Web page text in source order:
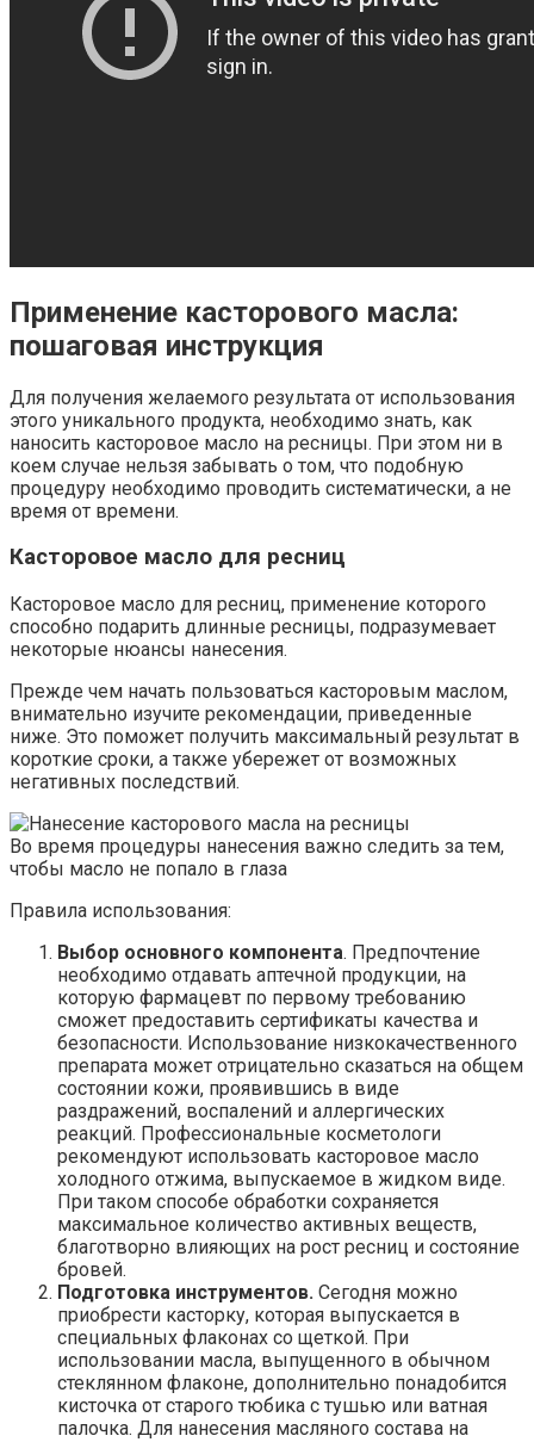
Применение касторового масла:
пошаговая инструкция
Для получения желаемого результата от использования
этого уникального продукта, необходимо знать, как
наносить касторовое масло на ресницы. При этом ни в
коем случае нельзя забывать о том, что подобную
процедуру необходимо проводить систематически, а не
время от времени.
Касторовое масло для ресниц
Касторовое масло для ресниц, применение которого
способно подарить длинные ресницы, подразумевает
некоторые нюансы нанесения.
Прежде чем начать пользоваться касторовым маслом,
внимательно изучите рекомендации, приведенные
ниже. Это поможет получить максимальный результат в
короткие сроки, а также убережет от возможных
негативных последствий.
Во время процедуры нанесения важно следить за тем,
чтобы масло не попало в глаза
Правила использования:
Выбор основного компонента. Предпочтение
необходимо отдавать аптечной продукции, на
которую фармацевт по первому требованию
сможет предоставить сертификаты качества и
безопасности. Использование низкокачественного
препарата может отрицательно сказаться на общем
состоянии кожи, проявившись в виде
раздражений, воспалений и аллергических
реакций. Профессиональные косметологи
рекомендуют использовать касторовое масло
холодного отжима, выпускаемое в жидком виде.
При таком способе обработки сохраняется
максимальное количество активных веществ,
благотворно влияющих на рост ресниц и состояние
бровей.
Подготовка инструментов. Сегодня можно
приобрести касторку, которая выпускается в
специальных флаконах со щеткой. При
использовании масла, выпущенного в обычном
стеклянном флаконе, дополнительно понадобится
кисточка от старого тюбика с тушью или ватная
палочка. Для нанесения масляного состава на